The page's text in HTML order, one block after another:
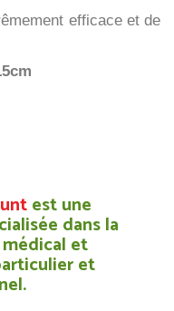
efficace et de
est une
dans la
et
et